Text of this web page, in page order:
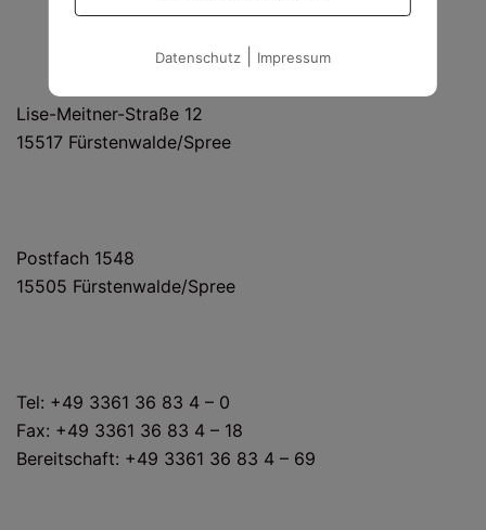
HAUS- UND LIEFERANSCHRIFT
Lise-Meitner-Straße 12
15517 Fürstenwalde/Spree
Postfach 1548
15505 Fürstenwalde/Spree
Tel: +49 3361 36 83 4 – 0
Fax: +49 3361 36 83 4 – 18
Bereitschaft: +49 3361 36 83 4 – 69
Datenschutz| Impressum